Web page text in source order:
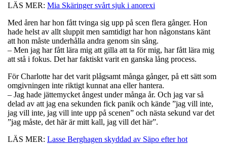
LÄS MER: Mia Skäringer svårt sjuk i anorexi
Med åren har hon fått tvinga sig upp på scen flera gånger. Hon
hade helst av allt sluppit men samtidigt har hon någonstans känt
att hon måste underhålla andra genom sin sång.
– Men jag har fått lära mig att gilla att ta för mig, har fått lära mig
att stå i fokus. Det har faktiskt varit en ganska lång process.
För Charlotte har det varit plågsamt många gånger, på ett sätt som
omgivningen inte riktigt kunnat ana eller hantera.
– Jag hade jättemycket ångest under många år. Och jag var så
delad av att jag ena sekunden fick panik och kände ”jag vill inte,
jag vill inte, jag vill inte upp på scenen” och nästa sekund var det
”jag måste, det här är mitt kall, jag vill det här”.
LÄS MER: Lasse Berghagen skyddad av Säpo efter hot